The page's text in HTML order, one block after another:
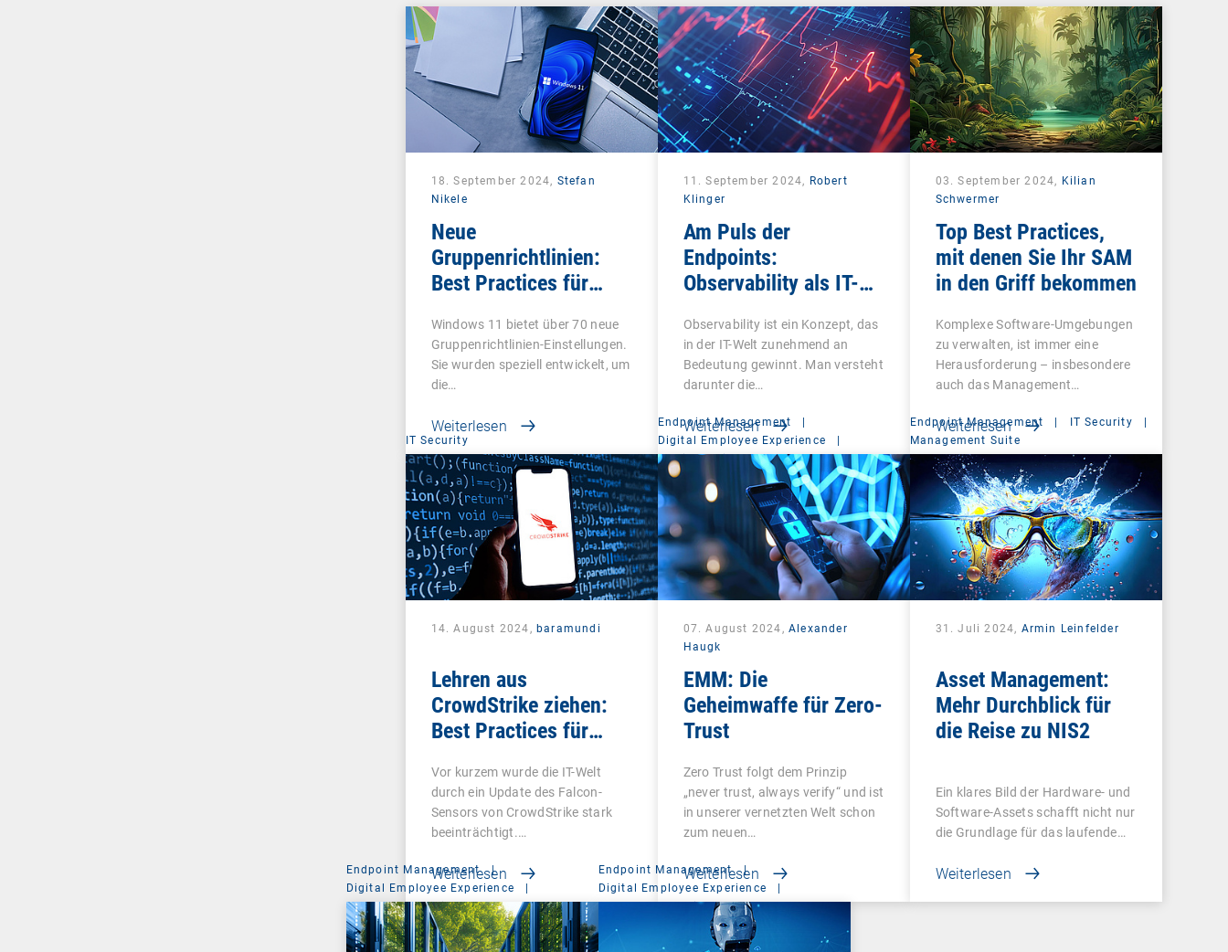
18. September 2024, Stefan
Nikele
Neue
Gruppenrichtlinien:
Best Practices für
Windows 11 bietet über 70 neue
Gruppenrichtlinien-Einstellungen.
Sie wurden speziell entwickelt, um
die…
Weiterlesen
Management Suite
11. September 2024, Robert
Klinger
Am Puls der
Endpoints:
Observability als IT-
Observability ist ein Konzept, das
in der IT-Welt zunehmend an
Bedeutung gewinnt. Man versteht
darunter die…
Weiterlesen
03. September 2024, Kilian
Schwermer
Top Best Practices,
mit denen Sie Ihr SAM
in den Griff bekommen
Komplexe Software-Umgebungen
zu verwalten, ist immer eine
Herausforderung – insbesondere
auch das Management…
Weiterlesen
IT Security
14. August 2024, baramundi
Lehren aus
CrowdStrike ziehen:
Best Practices für
Vor kurzem wurde die IT-Welt
durch ein Update des Falcon-
Sensors von CrowdStrike stark
beeinträchtigt.…
Weiterlesen
Endpoint Management
|
Digital Employee Experience
|
Mobile Device Management
07. August 2024, Alexander
Haugk
EMM: Die
Geheimwaffe für Zero-
Trust
Zero Trust folgt dem Prinzip
„never trust, always verify“ und ist
in unserer vernetzten Welt schon
zum neuen…
Weiterlesen
Endpoint Management | IT Security
|
Management Suite
31. Juli 2024, Armin Leinfelder
Asset Management:
Mehr Durchblick für
die Reise zu NIS2
Ein klares Bild der Hardware- und
Software-Assets schafft nicht nur
die Grundlage für das laufende…
Weiterlesen
Endpoint Management
|
Digital Employee Experience
|
Management Suite
Endpoint Management
|
Digital Employee Experience
|
Management Suite